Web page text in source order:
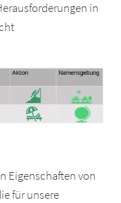
in
Eigenschaften von
für unsere